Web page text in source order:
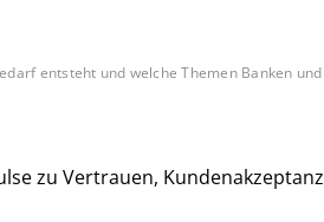
entsteht und welche Themen Banken
zu Vertrauen,